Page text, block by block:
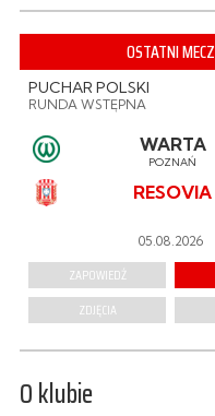
OSTATNI MECZ
PUCHAR POLSKI
RUNDA WSTĘPNA
WARTA
POZNAŃ
RESOVIA
05.08.2026
ZAPOWIEDŹ
ZDJĘCIA
O klubie